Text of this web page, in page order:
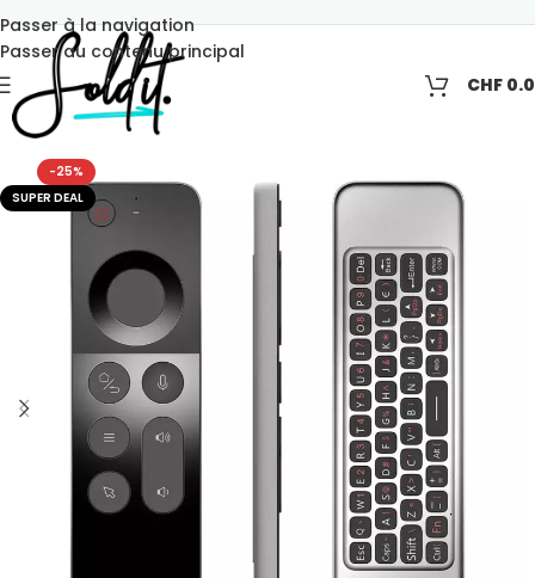
Passer à la navigation
Passer au contenu principal
CHF
-25%
SUPER DEAL